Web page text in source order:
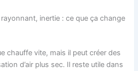
inertie : ce que ça change
chauffe vite, mais il peut créer des
d’air plus sec. Il reste utile dans